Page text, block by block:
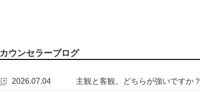
カウンセラーブログ
2026.07.04 主観と客観、どちらが強いですか？